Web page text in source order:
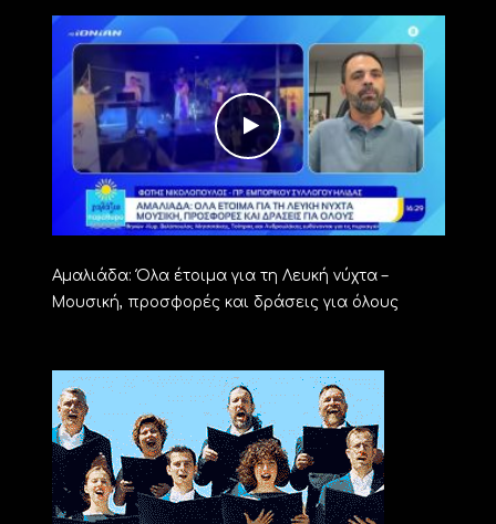
Αμαλιάδα: Όλα έτοιμα για τη Λευκή νύχτα –
Μουσική, προσφορές και δράσεις για όλους